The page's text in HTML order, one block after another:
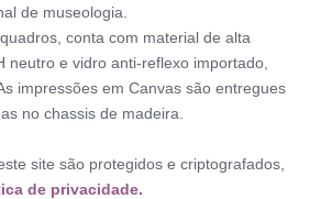
de museologia.
conta com material de alta
neutro e vidro anti-reflexo importado,
impressões em Canvas são entregues
no chassis de madeira.
site são protegidos e criptografados,
de privacidade.